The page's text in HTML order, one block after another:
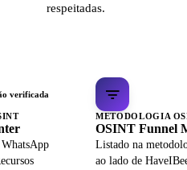
respeitadas.
verificada
METODOLOGIA
OSINT Funnel
Listado na
ao lado de